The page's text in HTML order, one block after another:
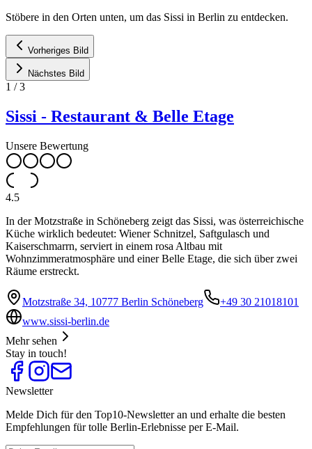
Stöbere in den Orten unten, um das Sissi in Berlin zu entdecken.
Vorheriges Bild
Nächstes Bild
1 /3
Sissi - Restaurant & Belle Etage
Unsere Bewertung
4.5
In der Motzstraße in Schöneberg zeigt das Sissi, was österreichische
Küche wirklich bedeutet: Wiener Schnitzel, Saftgulasch und
Kaiserschmarrn, serviert in einem rosa Altbau mit
Wohnzimmeratmosphäre und einer Belle Etage, die sich über zwei
Räume erstreckt.
Motzstraße 34, 10777 Berlin Schöneberg
+49 30 21018101
www.sissi-berlin.de
Mehr sehen
Stay in touch!
Newsletter
Melde Dich für den Top10-Newsletter an und erhalte die besten
Empfehlungen für tolle Berlin-Erlebnisse per E-Mail.